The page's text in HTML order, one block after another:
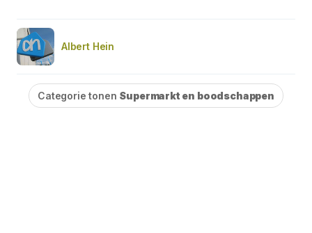
Albert Hein
Categorie tonen Supermarkt en boodschappen